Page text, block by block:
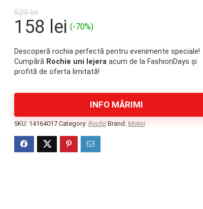
529lei
Prețul
a
fost:
158 leiPrețul
este:
158 lei.
(-70%)
Descoperă rochia perfectă pentru evenimente speciale!
Cumpără Rochie uni lejeraacum de la FashionDays și
profită de oferta limitată!
INFO MĂRIMI
SKU: 14164017 Category: Rochii Brand: Motivi